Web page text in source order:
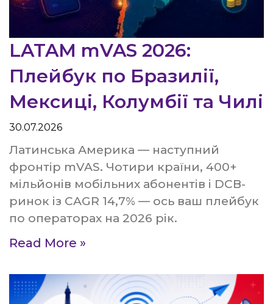
LATAM mVAS 2026:
Плейбук по Бразилії,
Мексиці, Колумбії та Чилі
30.07.2026
Латинська Америка — наступний
фронтір mVAS. Чотири країни, 400+
мільйонів мобільних абонентів і DCB-
ринок із CAGR 14,7% — ось ваш плейбук
по операторах на 2026 рік.
Read More »